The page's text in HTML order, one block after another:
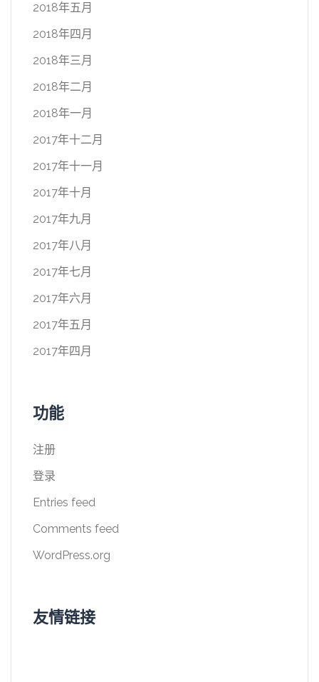
2018年五月
2018年四月
2018年三月
2018年二月
2018年一月
2017年十二月
2017年十一月
2017年十月
2017年九月
2017年八月
2017年七月
2017年六月
2017年五月
2017年四月
功能
注册
登录
Entries feed
Comments feed
WordPress.org
友情链接